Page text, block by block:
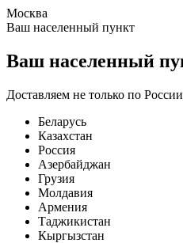
Москва
Ваш населенный пункт
Ваш населенный
Доставляем не только по
Беларусь
Казахстан
Россия
Азербайджан
Грузия
Молдавия
Армения
Таджикистан
Кыргызстан